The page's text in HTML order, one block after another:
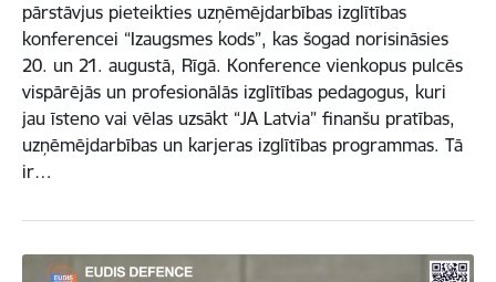
pārstāvjus pieteikties uzņēmējdarbības izglītības
konferencei “Izaugsmes kods”, kas šogad norisināsies
20. un 21. augustā, Rīgā. Konference vienkopus pulcēs
vispārējās un profesionālās izglītības pedagogus, kuri
jau īsteno vai vēlas uzsākt “JA Latvia” finanšu pratības,
uzņēmējdarbības un karjeras izglītības programmas. Tā
ir…